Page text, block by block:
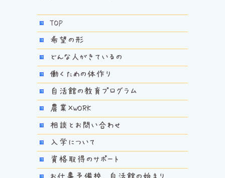
TOP
希望の形
どんな人がきているの
働くための体作り
自活館の教育プログラム
農業×WORK
相談とお問い合わせ
入学について
資格取得のサポート